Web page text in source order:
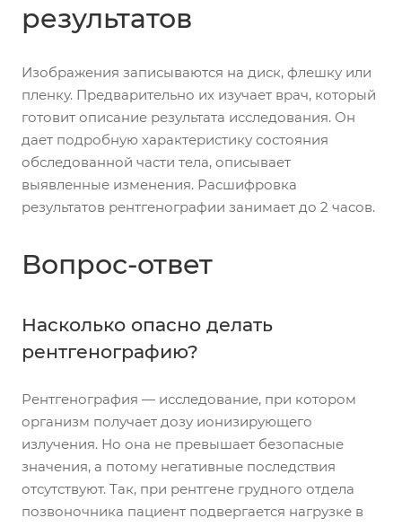
результатов
Изображения записываются на диск, флешку или
пленку. Предварительно их изучает врач, который
готовит описание результата исследования. Он
дает подробную характеристику состояния
обследованной части тела, описывает
выявленные изменения. Расшифровка
результатов рентгенографии занимает до 2 часов.
Вопрос-ответ
Насколько опасно делать
рентгенографию?
Рентгенография — исследование, при котором
организм получает дозу ионизирующего
излучения. Но она не превышает безопасные
значения, а потому негативные последствия
отсутствуют. Так, при рентгене грудного отдела
позвоночника пациент подвергается нагрузке в